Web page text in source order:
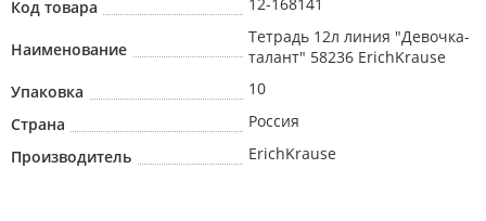
Код товара
Наименование
Тетрадь 12л линия "Девочка-
талант" 58236 ErichKrause
Упаковка
10
Страна
Россия
Производитель
ErichKrause